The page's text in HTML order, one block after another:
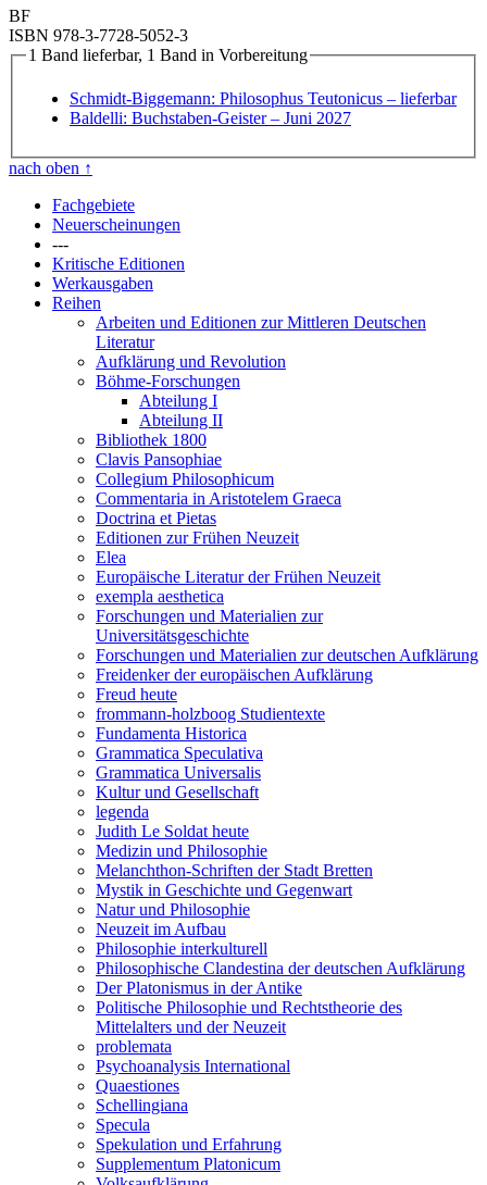
BF
ISBN 978-3-7728-5052-3
1 Band lieferbar, 1 Band in Vorbereitung
Schmidt-Biggemann: Philosophus Teutonicus – lieferbar
Baldelli: Buchstaben-Geister– Juni 2027
nach oben ↑
Fachgebiete
Neuerscheinungen
---
Kritische Editionen
Werkausgaben
Reihen
Arbeiten und Editionen zur Mittleren Deutschen
Literatur
Aufklärung und Revolution
Böhme-Forschungen
Abteilung I
Abteilung II
Bibliothek 1800
Clavis Pansophiae
Collegium Philosophicum
Commentaria in Aristotelem Graeca
Doctrina et Pietas
Editionen zur Frühen Neuzeit
Elea
Europäische Literatur der Frühen Neuzeit
exempla aesthetica
Forschungen und Materialien zur
Universitätsgeschichte
Forschungen und Materialien zur deutschen Aufklärung
Freidenker der europäischen Aufklärung
Freud heute
frommann-holzboog Studientexte
Fundamenta Historica
Grammatica Speculativa
Grammatica Universalis
Kultur und Gesellschaft
legenda
Judith Le Soldat heute
Medizin und Philosophie
Melanchthon-Schriften der Stadt Bretten
Mystik in Geschichte und Gegenwart
Natur und Philosophie
Neuzeit im Aufbau
Philosophie interkulturell
Philosophische Clandestina der deutschen Aufklärung
Der Platonismus in der Antike
Politische Philosophie und Rechtstheorie des
Mittelalters und der Neuzeit
problemata
Psychoanalysis International
Quaestiones
Schellingiana
Specula
Spekulation und Erfahrung
Supplementum Platonicum